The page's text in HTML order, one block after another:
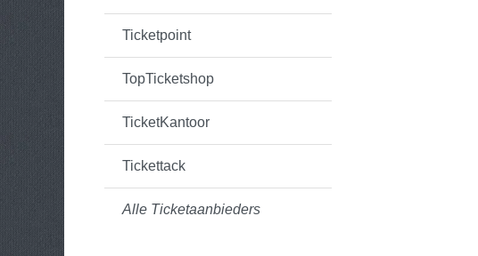
Ticketpoint
TopTicketshop
TicketKantoor
Tickettack
Alle Ticketaanbieders